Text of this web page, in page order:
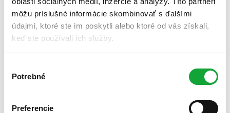
môžu príslušné informácie skombinovať s ďalšími
údajmi, ktoré ste im poskytli alebo ktoré od vás získali,
keď ste používali ich služby.
súhlasu
Potrebné
Preferencie